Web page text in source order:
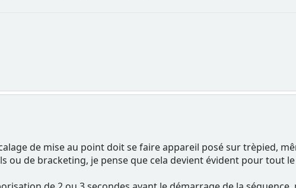
de mise au point doit se faire appareil posé sur trèpied,
ou de bracketing, je pense que cela devient évident pour tout